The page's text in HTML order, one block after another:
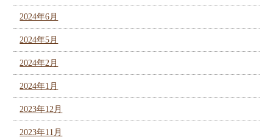
2024年6月
2024年5月
2024年2月
2024年1月
2023年12月
2023年11月